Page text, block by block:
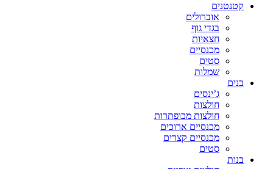
קטנטנים
אוברולים
בגדי גוף
חצאיות
מכנסיים
סטים
שמלות
בנים
ג’ינסים
חולצות
חולצות מכופתרות
מכנסיים ארוכים
מכנסיים קצרים
סטים
בנות